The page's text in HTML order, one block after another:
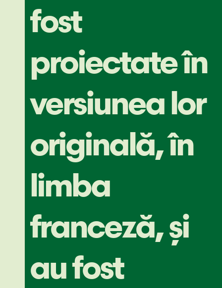
fost
proiectate în
versiunea lor
originală, în
limba
franceză, și
au fost